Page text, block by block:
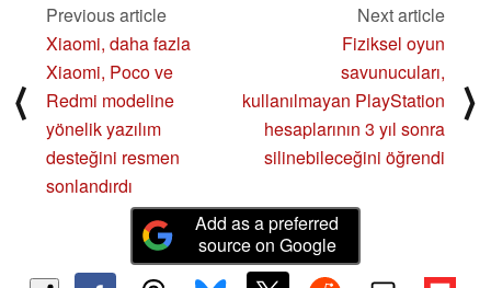
⟨
Previous article
Xiaomi, daha fazla
Xiaomi, Poco ve
Redmi modeline
yönelik yazılım
desteğini resmen
sonlandırdı
Next article
Fiziksel oyun
savunucuları,
kullanılmayan PlayStation
hesaplarının 3 yıl sonra
silinebileceğini öğrendi
⟩
Add as a preferred
source on Google